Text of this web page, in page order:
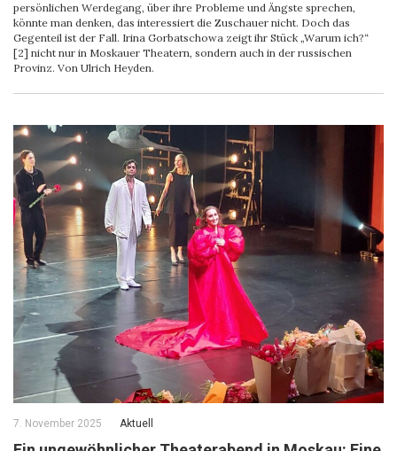
persönlichen Werdegang, über ihre Probleme und Ängste sprechen,
könnte man denken, das interessiert die Zuschauer nicht. Doch das
Gegenteil ist der Fall. Irina Gorbatschowa zeigt ihr Stück „Warum ich?“
[2] nicht nur in Moskauer Theatern, sondern auch in der russischen
Provinz. Von Ulrich Heyden.
7. November 2025 Aktuell